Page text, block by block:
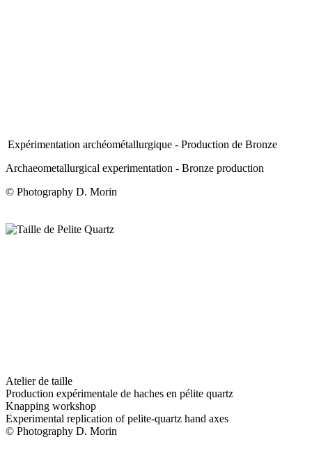
Expérimentation archéométallurgique - Production de Bronze
Archaeometallurgical experimentation - Bronze production
© Photography D. Morin
Atelier de taille
Production expérimentale de haches en pélite quartz
Knapping workshop
Experimental replication of pelite-quartz hand axes
© Photography D. Morin